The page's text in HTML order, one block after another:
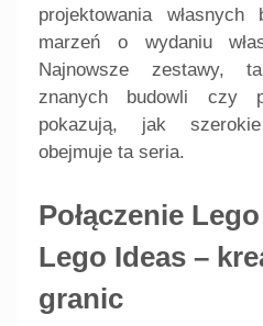
projektowania
marzeń o wydaniu
Najnowsze zestawy,
znanych budowli czy
pokazują, jak
obejmuje ta seria.
Połączenie
Lego Ideas –
granic